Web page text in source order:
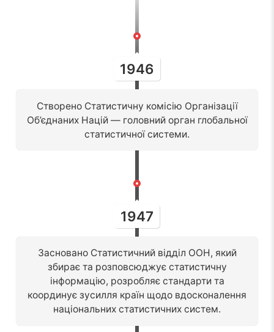
1946
Створено Статистичну комісію Організації
Об’єднаних Націй — головний орган глобальної
статистичної системи.
1947
Засновано Статистичний відділ ООН, який
збирає та розповсюджує статистичну
інформацію, розробляє стандарти та
координує зусилля країн щодо вдосконалення
національних статистичних систем.